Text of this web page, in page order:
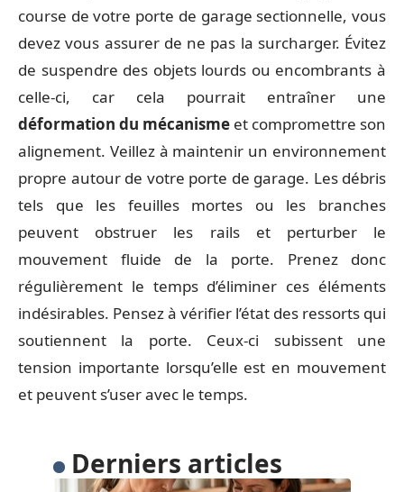
course de votre porte de garage sectionnelle, vous
devez vous assurer de ne pas la surcharger. Évitez
de suspendre des objets lourds ou encombrants à
celle-ci, car cela pourrait entraîner une
déformation du mécanisme et compromettre son
alignement. Veillez à maintenir un environnement
propre autour de votre porte de garage. Les débris
tels que les feuilles mortes ou les branches
peuvent obstruer les rails et perturber le
mouvement fluide de la porte. Prenez donc
régulièrement le temps d’éliminer ces éléments
indésirables. Pensez à vérifier l’état des ressorts qui
soutiennent la porte. Ceux-ci subissent une
tension importante lorsqu’elle est en mouvement
et peuvent s’user avec le temps.
Derniers articles